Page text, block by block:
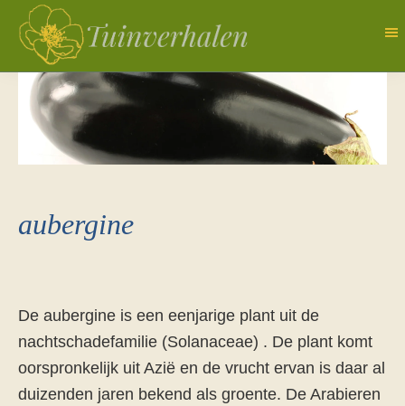
Door
naar
hoofd
inhoud
Tuinverhalen
Dagboek
van
een
natuurlijk
aubergine
De aubergine is een eenjarige plant uit de
nachtschadefamilie (Solanaceae) . De plant komt
oorspronkelijk uit Azië en de vrucht ervan is daar al
duizenden jaren bekend als groente. De Arabieren